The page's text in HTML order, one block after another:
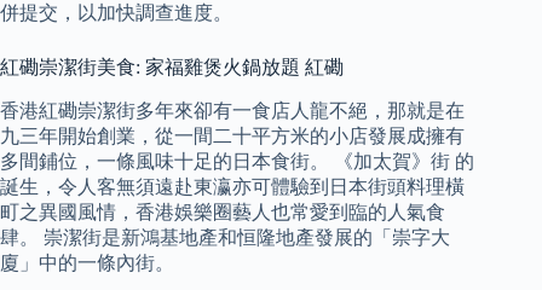
併提交，以加快調查進度。
紅磡崇潔街美食: 家福雞煲火鍋放題 紅磡
香港紅磡崇潔街多年來卻有一食店人龍不絕，那就是在
九三年開始創業，從一間二十平方米的小店發展成擁有
多間鋪位，一條風味十足的日本食街。 《加太賀》街 的
誕生，令人客無須遠赴東瀛亦可體驗到日本街頭料理橫
町之異國風情，香港娛樂圈藝人也常愛到臨的人氣食
肆。 崇潔街是新鴻基地產和恒隆地產發展的「崇字大
廈」中的一條內街。